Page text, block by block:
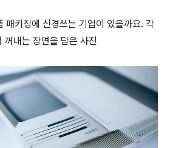
패키징에 신경쓰는 기업이 있을까요. 각
꺼내는 장면을 담은 사진